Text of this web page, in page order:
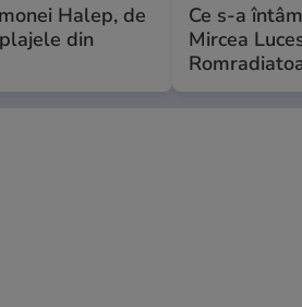
Halep, de
din
Ce s-a
Mircea